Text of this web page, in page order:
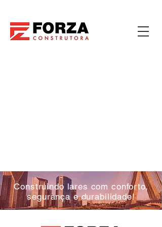
Construindo lares com conforto,
segurança e durabilidade!